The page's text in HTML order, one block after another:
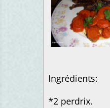
Pour 6
Ingrédients:
*2 perdrix.